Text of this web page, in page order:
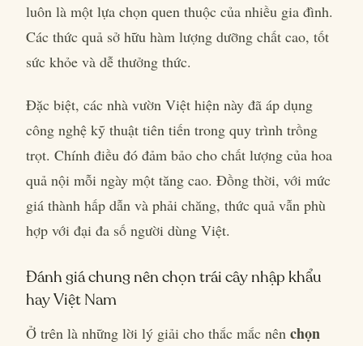
luôn là một lựa chọn quen thuộc của nhiều gia đình.
Các thức quả sở hữu hàm lượng dưỡng chất cao, tốt
sức khỏe và dễ thưởng thức.
Đặc biệt, các nhà vườn Việt hiện này đã áp dụng
công nghệ kỹ thuật tiên tiến trong quy trình trồng
trọt. Chính điều đó đảm bảo cho chất lượng của hoa
quả nội mỗi ngày một tăng cao. Đồng thời, với mức
giá thành hấp dẫn và phải chăng, thức quả vẫn phù
hợp với đại đa số người dùng Việt.
Đánh giá chung nên chọn trái cây nhập khẩu
hay Việt Nam
Ở trên là những lời lý giải cho thắc mắc nên chọn